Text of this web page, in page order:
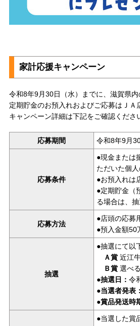
家計応援キャンペーン
令和8年9月30日（水）までに、滋賀県
定期貯金のお預入れおよびご応募はＪＡ
キャンペーン詳細は下記をご確認くださ
応募期間 令和8年9月
応募条件
●現金または
ただいた個人
●お預入れは
●定期貯金（
る場合は、
応募方法
●店頭の応募
●預入金額50
抽選
●抽選にて以
Ａ賞 近江
Ｂ賞 選べ
●抽選日： 令
●当選者発表：
●賞品発送時
●当選した賞